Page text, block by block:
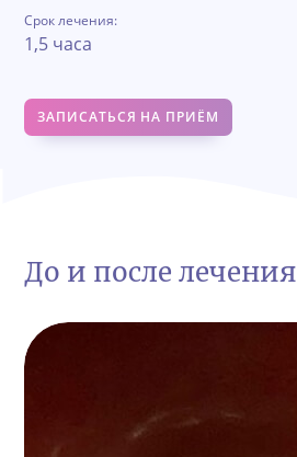
Срок лечения:
1,5 часа
ЗАПИСАТЬСЯ НА ПРИЁМ
До и после лечения